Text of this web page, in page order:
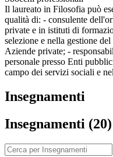
Il laureato in Filosofia può
qualità di: - consulente
private e in istituti di
selezione e nella gestione
Aziende private; -
personale presso Enti
campo dei servizi sociali e
Insegnamenti
Insegnamenti (20)